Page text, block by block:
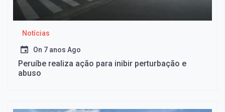
Notícias
On 7 anos Ago
Peruíbe realiza ação para inibir perturbação e
abuso